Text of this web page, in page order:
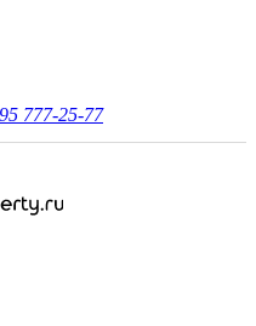
777-25-77